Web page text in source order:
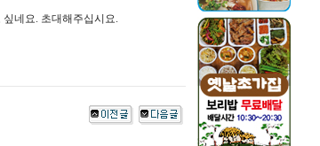
네요. 초대해주십시요.